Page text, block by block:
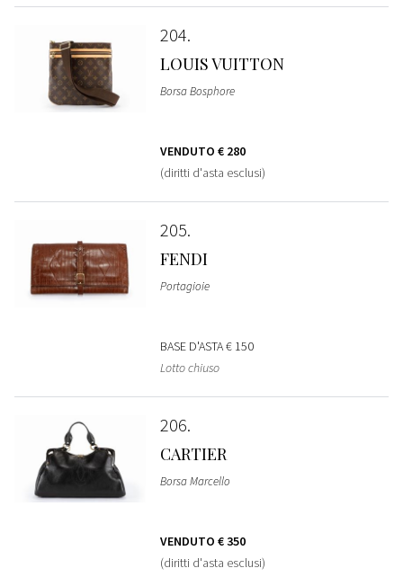
204
LOUIS VUITTON
Borsa Bosphore
VENDUTO € 280
(diritti d'asta esclusi)
205
FENDI
Portagioie
BASE D'ASTA€ 150
Lotto chiuso
206
CARTIER
Borsa Marcello
VENDUTO € 350
(diritti d'asta esclusi)